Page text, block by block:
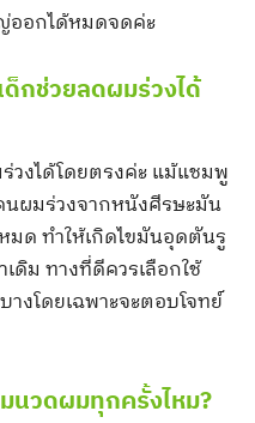
ออกได้หมดจดค่ะ
กช่วยลดผมร่วงได้
วงได้โดยตรงค่ะ แม้แชมพู
นผมร่วงจากหนังศีรษะมัน
ด ทำให้เกิดไขมันอุดตันรู
ดิม ทางที่ดีควรเลือกใช้
งโดยเฉพาะจะตอบโจทย์
นวดผมทุกครั้งไหม?